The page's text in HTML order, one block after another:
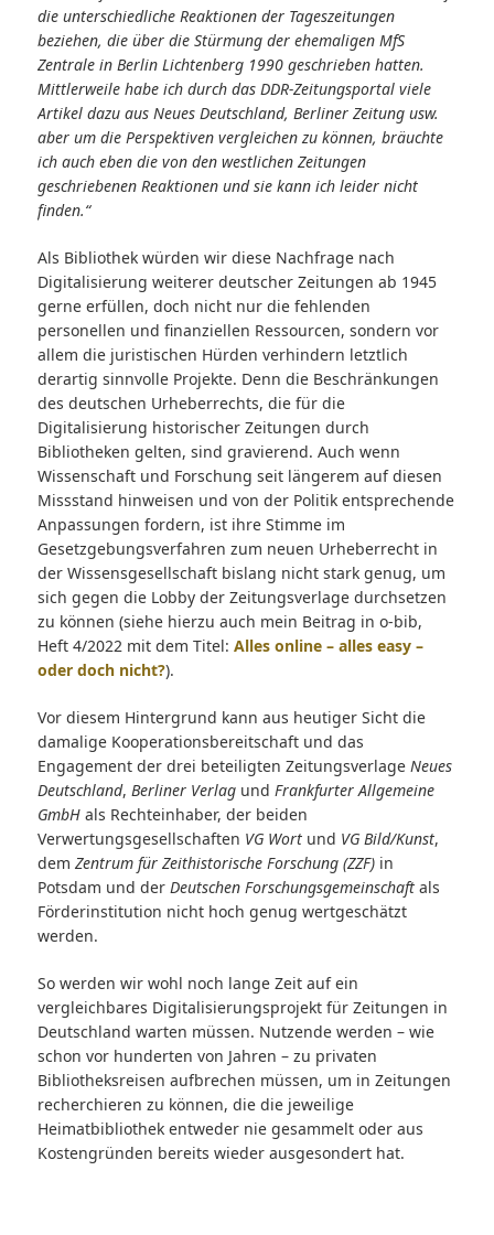
die unterschiedliche Reaktionen der Tageszeitungen
beziehen, die über die Stürmung der ehemaligen MfS
Zentrale in Berlin Lichtenberg 1990 geschrieben hatten.
Mittlerweile habe ich durch das DDR-Zeitungsportal viele
Artikel dazu aus Neues Deutschland, Berliner Zeitung usw.
aber um die Perspektiven vergleichen zu können, bräuchte
ich auch eben die von den westlichen Zeitungen
geschriebenen Reaktionen und sie kann ich leider nicht
finden.“
Als Bibliothek würden wir diese Nachfrage nach
Digitalisierung weiterer deutscher Zeitungen ab 1945
gerne erfüllen, doch nicht nur die fehlenden
personellen und finanziellen Ressourcen, sondern vor
allem die juristischen Hürden verhindern letztlich
derartig sinnvolle Projekte. Denn die Beschränkungen
des deutschen Urheberrechts, die für die
Digitalisierung historischer Zeitungen durch
Bibliotheken gelten, sind gravierend. Auch wenn
Wissenschaft und Forschung seit längerem auf diesen
Missstand hinweisen und von der Politik entsprechende
Anpassungen fordern, ist ihre Stimme im
Gesetzgebungsverfahren zum neuen Urheberrecht in
der Wissensgesellschaft bislang nicht stark genug, um
sich gegen die Lobby der Zeitungsverlage durchsetzen
zu können (siehe hierzu auch mein Beitrag in o-bib,
Heft 4/2022 mit dem Titel: Alles online – alles easy –
oder doch nicht?).
Vor diesem Hintergrund kann aus heutiger Sicht die
damalige Kooperationsbereitschaft und das
Engagement der drei beteiligten ZeitungsverlageNeues
Deutschland, Berliner Verlagund Frankfurter Allgemeine
GmbHals Rechteinhaber, der beiden
Verwertungsgesellschaften VG Wortund VG Bild/Kunst,
dem Zentrum für Zeithistorische Forschung (ZZF)in
Potsdam und der Deutschen Forschungsgemeinschaftals
Förderinstitution nicht hoch genug wertgeschätzt
werden.
So werden wir wohl noch lange Zeit auf ein
vergleichbares Digitalisierungsprojekt für Zeitungen in
Deutschland warten müssen. Nutzende werden – wie
schon vor hunderten von Jahren – zu privaten
Bibliotheksreisen aufbrechen müssen, um in Zeitungen
recherchieren zu können, die die jeweilige
Heimatbibliothek entweder nie gesammelt oder aus
Kostengründen bereits wieder ausgesondert hat.